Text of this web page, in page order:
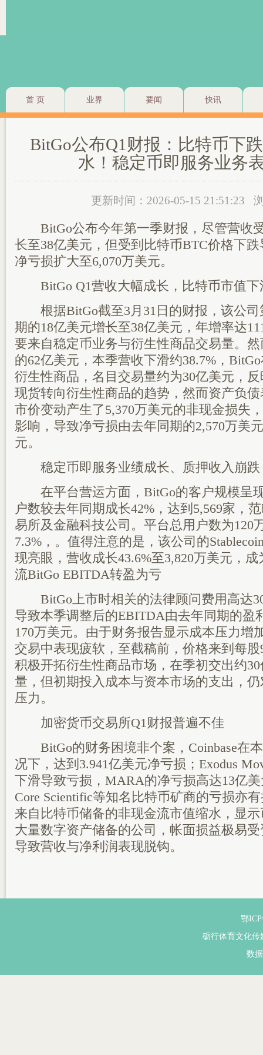
首 页 业界 要闻 快讯
BitGo公布Q1财报：比特币下
水！稳定币即服务业务
更新时间：2026-05-15 21:51:23
BitGo公布今年第一季财报，尽管营收
长至38亿美元，但受到比特币BTC价格下
净亏损扩大至6,070万美元。
BitGo Q1营收大幅成长，比特币市值下
根据BitGo截至3月31日的财报，该公司
期的18亿美元增长至38亿美元，年增率达
要来自稳定币业务与衍生性商品交易量。
的62亿美元，本季营收下滑约38.7%，
衍生性商品，名目交易量约为30亿美元，
现货转向衍生性商品的趋势，然而资产负
市价变动产生了5,370万美元的非现金损失
影响，导致净亏损由去年同期的2,570万美
元。
稳定币即服务业绩成长、质押收入崩跌
在平台营运方面，BitGo的客户规模呈
户数较去年同期成长42%，达到5,569家，
易所及金融科技公司。平台总用户数为120
7.3%，。值得注意的是，该公司的
现亮眼，营收成长43.6%至3,820万美元，
流BitGo EBITDA转盈为亏
BitGo上市时相关的法律顾问费用高达
导致本季调整后的EBITDA由去年同期的盈
170万美元。由于财务报告显示成本压力增
交易中表现疲软，至截稿前，价格来到每
积极开拓衍生性商品市场，在季初交出约
量，但初期投入成本与资本市场的支出，
压力。
加密货币交易所Q1财报普遍不佳
BitGo的财务困境非个案，Coinbase在
况下，达到3.941亿美元净亏损；Exodus
下滑导致亏损，MARA的净亏损高达13亿美
Core Scientific等知名比特币矿商的亏损亦
来自比特币储备的非现金流市值缩水，显
大量数字资产储备的公司，帐面损益极易
导致营收与净利润表现脱钩。
鄂ICP
砺行体育文化传
数